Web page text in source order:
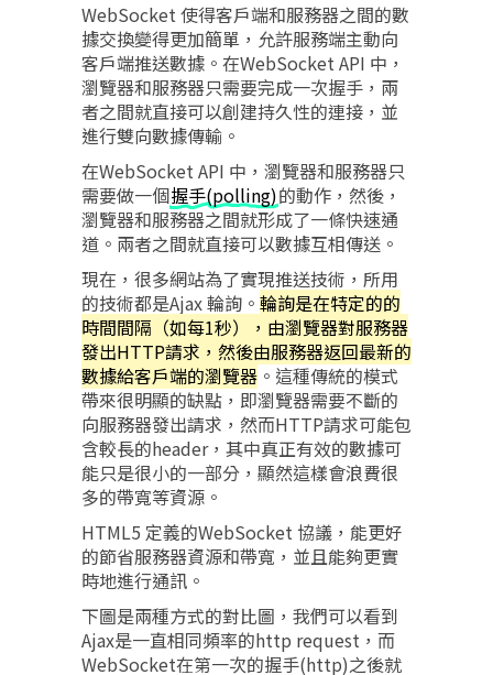
WebSocket 使得客戶端和服務器之間的數
據交換變得更加簡單，允許服務端主動向
客戶端推送數據。在WebSocket API 中，
瀏覽器和服務器只需要完成一次握手，兩
者之間就直接可以創建持久性的連接，並
進行雙向數據傳輸。
在WebSocket API 中，瀏覽器和服務器只
需要做一個握手(polling)的動作，然後，
瀏覽器和服務器之間就形成了一條快速通
道。兩者之間就直接可以數據互相傳送。
現在，很多網站為了實現推送技術，所用
的技術都是Ajax 輪詢。 輪詢是在特定的的
時間間隔（如每1秒），由瀏覽器對服務器
發出HTTP請求，然後由服務器返回最新的
數據給客戶端的瀏覽器 。這種傳統的模式
帶來很明顯的缺點，即瀏覽器需要不斷的
向服務器發出請求，然而HTTP請求可能包
含較長的header，其中真正有效的數據可
能只是很小的一部分，顯然這樣會浪費很
多的帶寬等資源。
HTML5 定義的WebSocket 協議，能更好
的節省服務器資源和帶寬，並且能夠更實
時地進行通訊。
下圖是兩種方式的對比圖，我們可以看到
Ajax是一直相同頻率的http request，而
WebSocket在第一次的握手(http)之後就